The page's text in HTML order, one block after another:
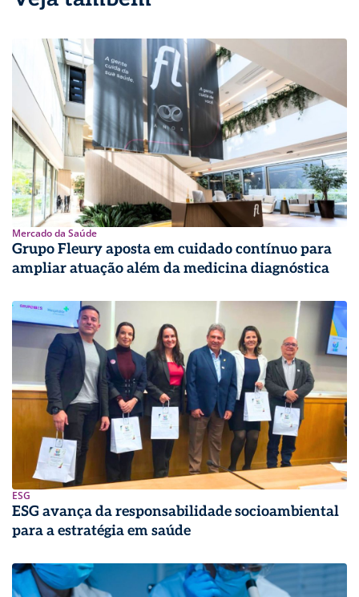
Mercado da Saúde
Grupo Fleury aposta em cuidado contínuo para
ampliar atuação além da medicina diagnóstica
ESG
ESG avança da responsabilidade socioambiental
para a estratégia em saúde